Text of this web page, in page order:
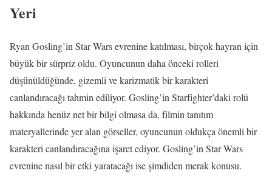
Yeri
Ryan Gosling’in Star Wars evrenine katılması, birçok hayran için
büyük bir sürpriz oldu. Oyuncunun daha önceki rolleri
düşünüldüğünde, gizemli ve karizmatik bir karakteri
canlandıracağı tahmin ediliyor. Gosling’in Starfighter’daki rolü
hakkında henüz net bir bilgi olmasa da, filmin tanıtım
materyallerinde yer alan görseller, oyuncunun oldukça önemli bir
karakteri canlandıracağına işaret ediyor. Gosling’in Star Wars
evrenine nasıl bir etki yaratacağı ise şimdiden merak konusu.